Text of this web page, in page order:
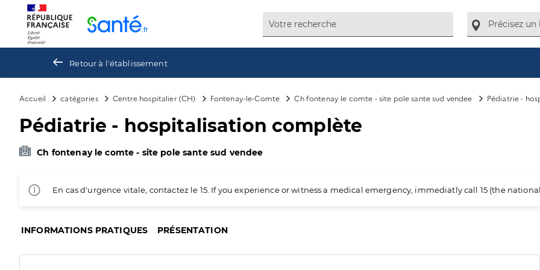
Retour à l'établissement
Accueil catégories Centre hospitalier (CH) Fontenay-le-Comte Ch fontenay le comte - site pole sante sud vendee Pédiatrie -
Pédiatrie - hospitalisation complète
Ch fontenay le comte - site pole sante sud vendee
En cas d'urgence vitale, contactez le 15. If you experience or witness a medical emergency, immediatly call 15 (the
INFORMATIONS PRATIQUES PRÉSENTATION
Panneau de gestion des cookies